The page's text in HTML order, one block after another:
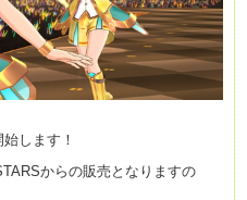
します！
からの販売となりますの